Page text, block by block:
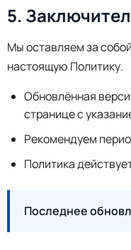
5.
Мы оставляем за
настоящую Политику.
Обновлённая
странице с
Рекомендуем
Политика
Последнее